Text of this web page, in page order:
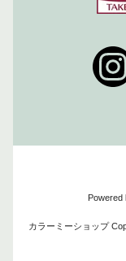
Powered
カラーミーショップ